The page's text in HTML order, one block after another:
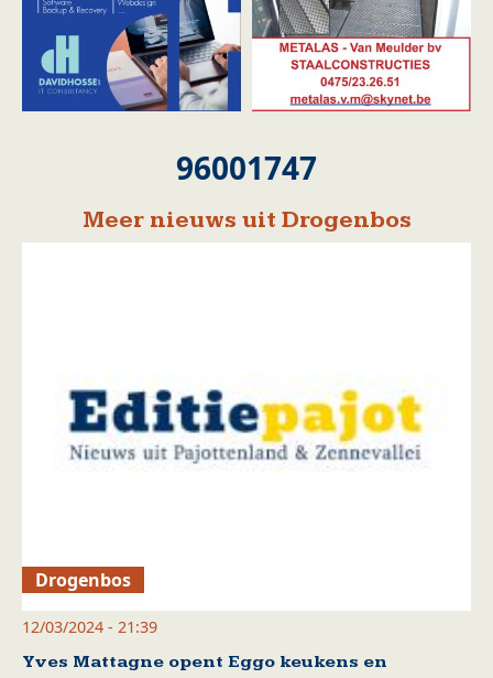
96001747
Meer nieuws uit Drogenbos
Drogenbos
12/03/2024 - 21:39
Yves Mattagne opent Eggo keukens en